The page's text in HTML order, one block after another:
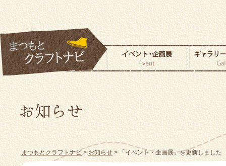
まつもとクラフトナビ>お知らせ> 「イベント・企画展」を更新しました